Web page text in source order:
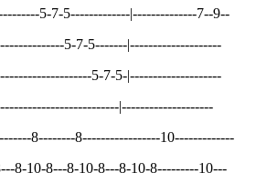
5-7-5-------------|--------------7--9--
5-7-5-------|--------------------
5-7-5-|--------------------
|--------------------
8--------8-----------------10-------------
8-10-8---8-10-8---8-10-8---------10---